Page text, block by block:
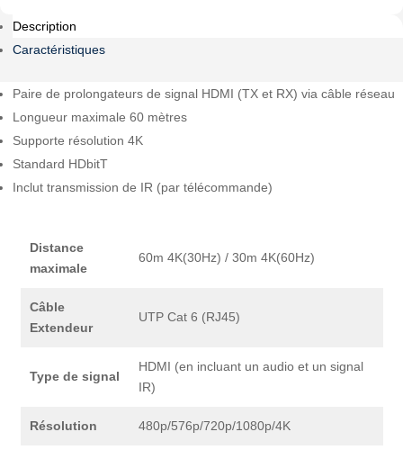
EXT-
4K
Description
Caractéristiques
Paire de prolongateurs de signal HDMI (TX et RX) via câble réseau
Longueur maximale 60 mètres
Supporte résolution 4K
Standard HDbitT
Inclut transmission de IR (par télécommande)
Distance
maximale
60m 4K(30Hz) / 30m 4K(60Hz)
Câble
Extendeur
UTP Cat 6 (RJ45)
Type de signal
HDMI (en incluant un audio et un signal
IR)
Résolution 480p/576p/720p/1080p/4K